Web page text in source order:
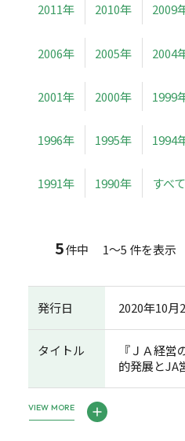
2011年 2010年 2009
2006年 2005年 2004
2001年 2000年 1999
1996年 1995年 1994
1991年 1990年 すべて
5件中 1～5 件を表示
発行日 2020年10月
タイトル
『ＪＡ経
的発展とJA
VIEW MORE